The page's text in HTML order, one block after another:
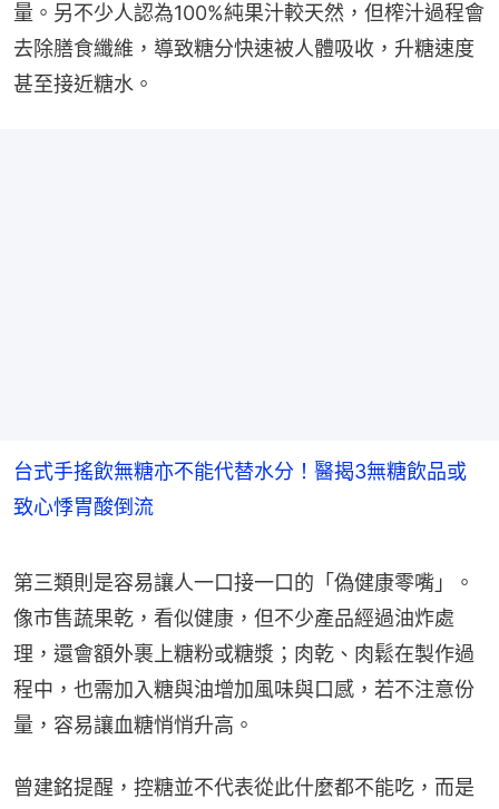
量。另不少人認為100%純果汁較天然，但榨汁過程會
去除膳食纖維，導致糖分快速被人體吸收，升糖速度
甚至接近糖水。
台式手搖飲無糖亦不能代替水分！醫揭3無糖飲品或
致心悸胃酸倒流
第三類則是容易讓人一口接一口的「偽健康零嘴」。
像市售蔬果乾，看似健康，但不少產品經過油炸處
理，還會額外裹上糖粉或糖漿；肉乾、肉鬆在製作過
程中，也需加入糖與油增加風味與口感，若不注意份
量，容易讓血糖悄悄升高。
曾建銘提醒，控糖並不代表從此什麼都不能吃，而是